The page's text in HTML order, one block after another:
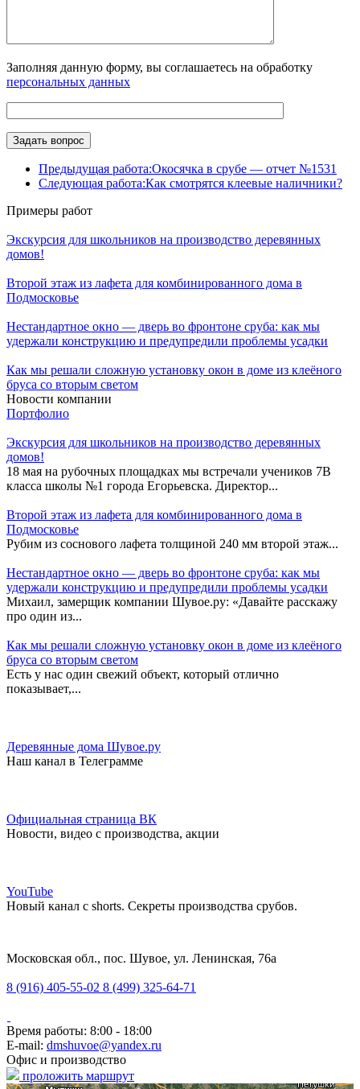
Заполняя данную форму, вы соглашаетесь на обработку
персональных данных
Предыдущая работа:Окосячка в срубе — отчет №1531
Следующая работа:Как смотрятся клеевые наличники?
Примеры работ
Экскурсия для школьников на производство деревянных
домов!
Второй этаж из лафета для комбинированного дома в
Подмосковье
Нестандартное окно — дверь во фронтоне сруба: как мы
удержали конструкцию и предупредили проблемы усадки
Как мы решали сложную установку окон в доме из клеёного
бруса со вторым светом
Новости компании
Портфолио
Экскурсия для школьников на производство деревянных
домов!
18 мая на рубочных площадках мы встречали учеников 7В
класса школы №1 города Егорьевска. Директор...
Второй этаж из лафета для комбинированного дома в
Подмосковье
Рубим из соснового лафета толщиной 240 мм второй этаж...
Нестандартное окно — дверь во фронтоне сруба: как мы
удержали конструкцию и предупредили проблемы усадки
Михаил, замерщик компании Шувое.ру: «Давайте расскажу
про один из...
Как мы решали сложную установку окон в доме из клеёного
бруса со вторым светом
Есть у нас один свежий объект, который отлично
показывает,...
Деревянные дома Шувое.ру
Наш канал в Телеграмме
Официальная страница ВК
Новости, видео с производства, акции
YouTube
Новый канал с shorts. Секреты производства срубов.
Московская обл., пос. Шувое, ул. Ленинская, 76а
8 (916) 405-55-02 8 (499) 325-64-71
Время работы: 8:00 - 18:00
E-mail: dmshuvoe@yandex.ru
Офис и производство
проложить маршрут